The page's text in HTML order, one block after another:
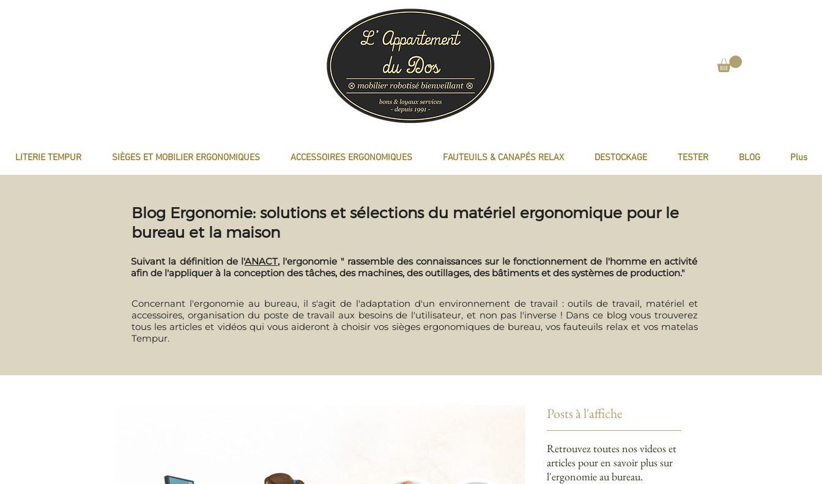
LITERIE TEMPUR SIÈGES ET MOBILIER ERGONOMIQUES ACCESSOIRES ERGONOMIQUES FAUTEUILS & CANAPÉS RELAX DESTOCKAGE TESTER BLOG Plus
Blog Ergonomie: solutions et sélections du matériel ergonomique pour le
bureau et la maison
Suivant la définition de l'ANACT, l'ergonomie " rassemble des connaissances sur le fonctionnement de l'homme en activité
afin de l'appliquer à la conception des tâches, des machines, des outillages, des bâtiments et des systèmes de production."
Concernant l'ergonomie au bureau, il s'agit de l'adaptation d'un environnement de travail : outils de travail, matériel et
accessoires, organisation du poste de travail aux besoins de l'utilisateur, et non pas l'inverse ! Dans ce blog vous trouverez
tous les articles et vidéos qui vous aideront à choisir vos sièges ergonomiques de bureau, vos fauteuils relax et vos matelas
Tempur.
Posts à l'affiche
Retrouvez toutes nos videos et
articles pour en savoir plus sur
l'ergonomie au bureau.